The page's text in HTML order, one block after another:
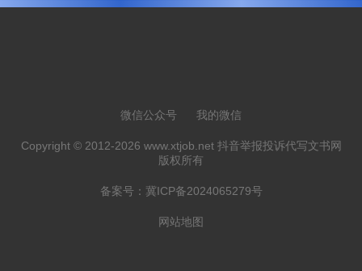
微信公众号 我的微信
Copyright © 2012-2026 www.xtjob.net 抖音举报投诉代写文书网
版权所有
备案号： 冀ICP备2024065279号
网站地图